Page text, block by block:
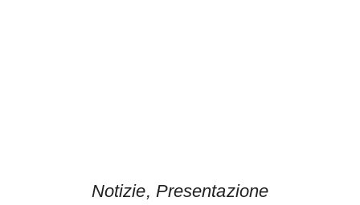
Notizie, Presentazione